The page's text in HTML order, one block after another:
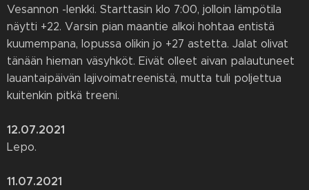
Vesannon -lenkki. Starttasin klo 7:00, jolloin lämpötila
näytti +22. Varsin pian maantie alkoi hohtaa entistä
kuumempana, lopussa olikin jo +27 astetta. Jalat olivat
tänään hieman väsyhköt. Eivät olleet aivan palautuneet
lauantaipäivän lajivoimatreenistä, mutta tuli poljettua
kuitenkin pitkä treeni.
12.07.2021
Lepo.
11.07.2021